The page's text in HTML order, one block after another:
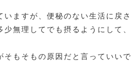
ますが、便秘のない生活に戻さ
無理してでも摂るようにして、
もそもの原因だと言っていいで